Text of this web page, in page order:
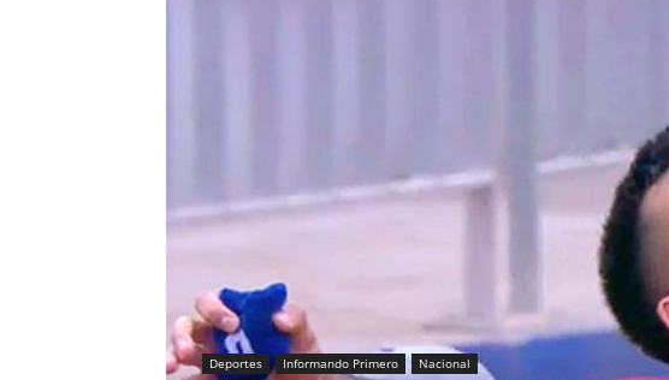
Deportes Informando Primero Nacional